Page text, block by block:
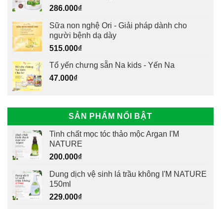
286.000₫
Sữa non nghệ Ori - Giải pháp dành cho
người bệnh dạ dày
515.000₫
Tổ yến chưng sẵn Na kids - Yến Na
47.000₫
SẢN PHẨM NỔI BẬT
Tinh chất mọc tóc thảo mộc Argan I'M
NATURE
200.000₫
Dung dịch vệ sinh lá trầu không I'M NATURE
150ml
229.000₫